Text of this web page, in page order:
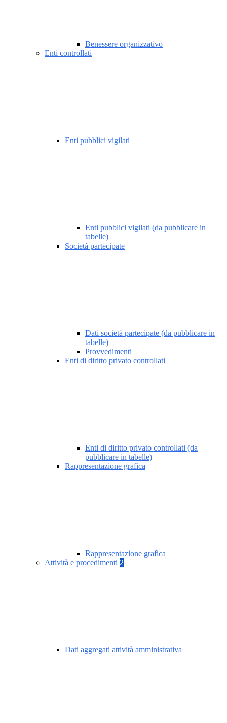
Benessere organizzativo
Enti controllati
Enti pubblici vigilati
Enti pubblici vigilati (da pubblicare in
tabelle)
Società partecipate
Dati società partecipate (da pubblicare in
tabelle)
Provvedimenti
Enti di diritto privato controllati
Enti di diritto privato controllati (da
pubblicare in tabelle)
Rappresentazione grafica
Rappresentazione grafica
Attività e procedimenti 2
Dati aggregati attività amministrativa